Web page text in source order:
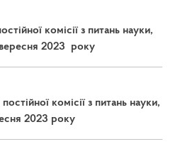
комісії з питань науки,
вересня 2023 року
комісії з питань науки,
2023 року